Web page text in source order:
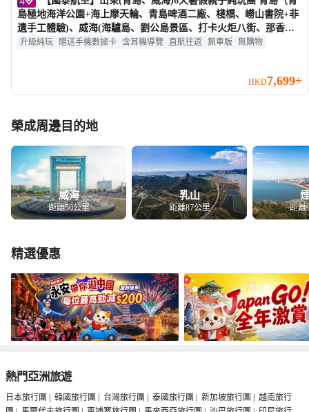
島極地海洋公園+海上摩天輪、青島啤酒二廠、棧橋、嶗山書院+非
遺手工體驗)、威海(海驢島、劉公島景區、打卡火炬八街、那香海
鑽石沙灘）
升級純玩 贈送手機數據卡 含耳機導覽 直航往返 無車販 無購物
HKD7,699+
榮成周邊目的地
威海
距離50公里
乳山
距離87公里 距離
精選優惠
熱門亞洲旅遊
日本旅行團 | 韓國旅行團 | 台灣旅行團 | 泰國旅行團 | 新加坡旅行團 | 越南旅行